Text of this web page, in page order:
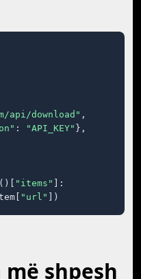
api/download" ,
: "API_KEY" },
"items"
]:
"url" ])
shpesh